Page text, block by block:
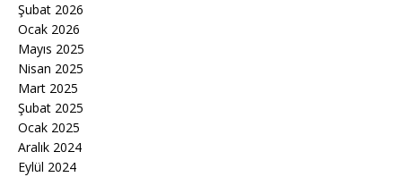
Şubat 2026
Ocak 2026
Mayıs 2025
Nisan 2025
Mart 2025
Şubat 2025
Ocak 2025
Aralık 2024
Eylül 2024